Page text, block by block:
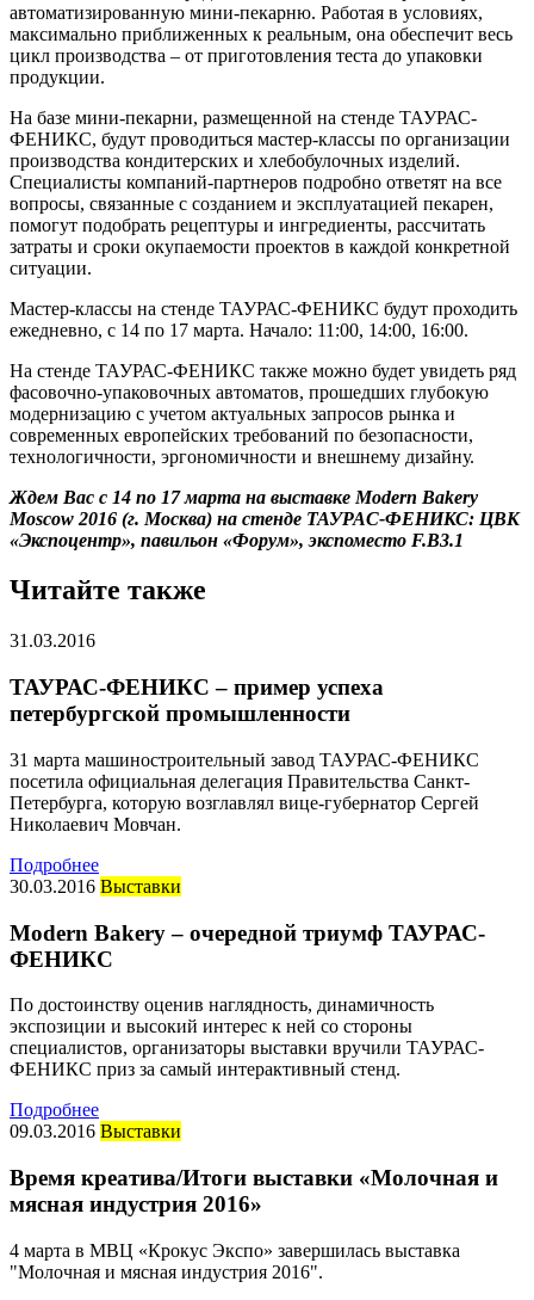
автоматизированную мини-пекарню. Работая в условиях,
максимально приближенных к реальным, она обеспечит весь
цикл производства – от приготовления теста до упаковки
продукции.
На базе мини-пекарни, размещенной на стенде ТАУРАС-
ФЕНИКС, будут проводиться мастер-классы по организации
производства кондитерских и хлебобулочных изделий.
Специалисты компаний-партнеров подробно ответят на все
вопросы, связанные с созданием и эксплуатацией пекарен,
помогут подобрать рецептуры и ингредиенты, рассчитать
затраты и сроки окупаемости проектов в каждой конкретной
ситуации.
Мастер-классы на стенде ТАУРАС-ФЕНИКС будут проходить
ежедневно, с 14 по 17 марта. Начало: 11:00, 14:00, 16:00.
На стенде ТАУРАС-ФЕНИКС также можно будет увидеть ряд
фасовочно-упаковочных автоматов, прошедших глубокую
модернизацию с учетом актуальных запросов рынка и
современных европейских требований по безопасности,
технологичности, эргономичности и внешнему дизайну.
Ждем Вас с 14 по 17 марта на выставке Modern Bakery
Moscow 2016 (г. Москва) на стенде ТАУРАС-ФЕНИКС: ЦВК
«Экспоцентр», павильон «Форум», экспоместо F.B3.1
Читайте также
31.03.2016
ТАУРАС-ФЕНИКС – пример успеха
петербургской промышленности
31 марта машиностроительный завод ТАУРАС-ФЕНИКС
посетила официальная делегация Правительства Санкт-
Петербурга, которую возглавлял вице-губернатор Сергей
Николаевич Мовчан.
Подробнее
30.03.2016 Выставки
Modern Bakery – очередной триумф ТАУРАС-
ФЕНИКС
По достоинству оценив наглядность, динамичность
экспозиции и высокий интерес к ней со стороны
специалистов, организаторы выставки вручили ТАУРАС-
ФЕНИКС приз за самый интерактивный стенд.
Подробнее
09.03.2016 Выставки
Время креатива /Итоги выставки «Молочная и
мясная индустрия 2016»
4 марта в МВЦ «Крокус Экспо» завершилась выставка
"Молочная и мясная индустрия 2016".